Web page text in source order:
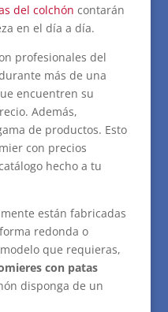
del colchón contarán
en el día a día.
profesionales del
más de una
encuentren su
Además,
de productos. Esto
con precios
hecho a tu
están fabricadas
redonda o
que requieras,
con patas
disponga de un